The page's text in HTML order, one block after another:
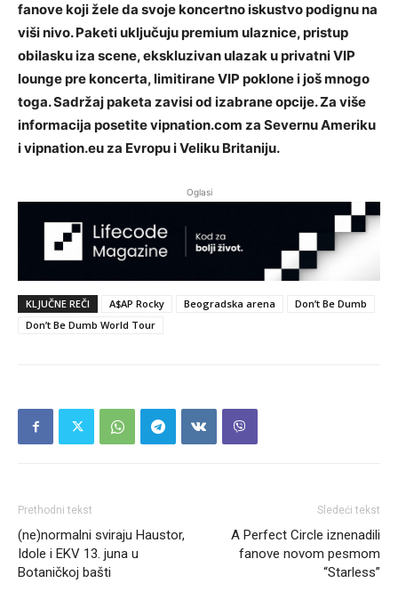
fanove koji žele da svoje koncertno iskustvo podignu na
viši nivo. Paketi uključuju premium ulaznice, pristup
obilasku iza scene, ekskluzivan ulazak u privatni VIP
lounge pre koncerta, limitirane VIP poklone i još mnogo
toga. Sadržaj paketa zavisi od izabrane opcije. Za više
informacija posetite vipnation.com za Severnu Ameriku
i vipnation.eu za Evropu i Veliku Britaniju.
Oglasi
KLJUČNE REČI A$AP Rocky Beogradska arena
Don’t Be Dumb
Don’t Be Dumb World Tour
Prethodni tekst
(ne)normalni sviraju Haustor,
Idole i EKV 13. juna u
Botaničkoj bašti
Sledeći tekst
A Perfect Circle iznenadili
fanove novom pesmom
“Starless”